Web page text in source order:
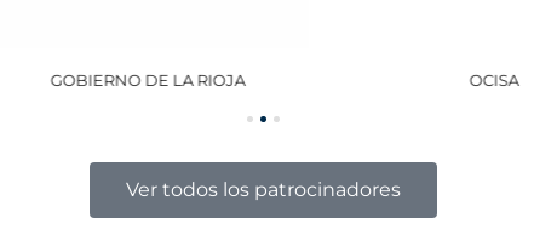
GOBIERNO DE LA RIOJA
Ver todos los patrocinadores